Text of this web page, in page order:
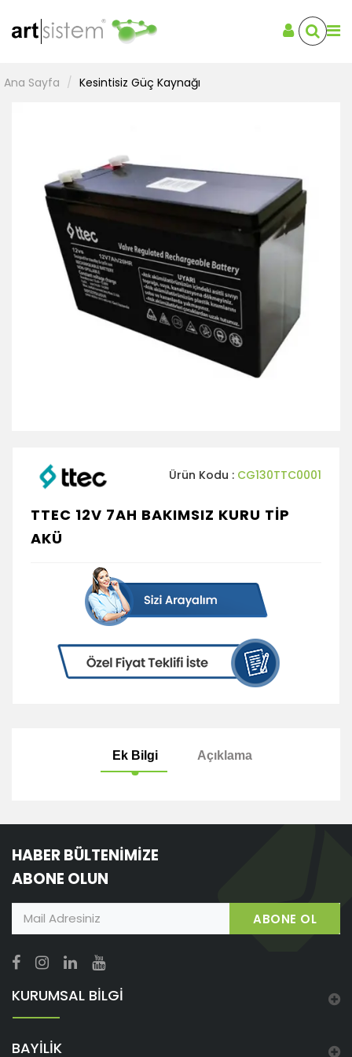
Ana Sayfa Kesintisiz Güç Kaynağı
Ürün Kodu : CG130TTC0001
TTEC 12V 7AH BAKIMSIZ KURU TİP
AKÜ
HABER BÜLTENİMİZE
ABONE OLUN
ABONE OL
KURUMSAL BİLGİ
BAYİLİK